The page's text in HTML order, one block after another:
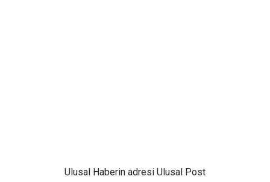
Ulusal Haberin adresi Ulusal Post